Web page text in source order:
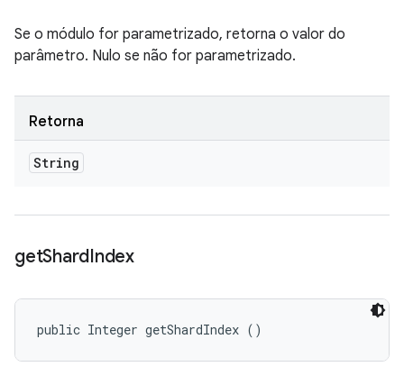
Se o módulo for parametrizado, retorna o valor do
parâmetro. Nulo se não for parametrizado.
Retorna
String
getShardIndex
public Integer getShardIndex ()